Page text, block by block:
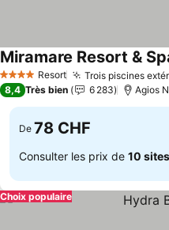
4 Étoiles Resort Trois piscines
Miramare Resort &
8,4 Très bien 6 283 Agios
De 78 CHF
Consulter les prix de 10 sites
Choix populaire